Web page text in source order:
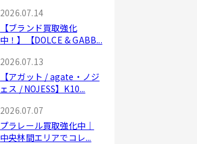
2026.07.14
【ブランド買取強化
中！】【DOLCE & GABB...
2026.07.13
【アガット / agate・ノジ
ェス / NOJESS】K10...
2026.07.07
プラレール買取強化中｜
中央林間エリアでコレ...